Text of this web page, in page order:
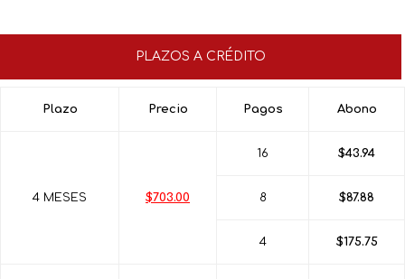
PLAZOS A CRÉDITO
Plazo Precio Pagos Abono
4 MESES $703.00
16 $43.94
8 $87.88
4 $175.75